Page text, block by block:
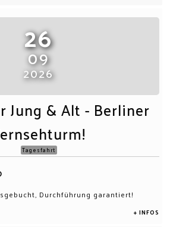
26
09
2026
Jung & Alt - Berliner
Tagesfahrt
Durchführung garantiert!
+ INFOS